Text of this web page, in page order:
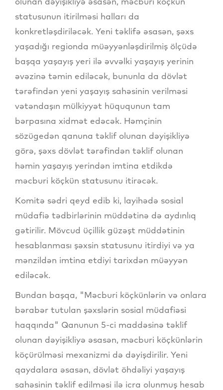
statusunun itirilməsi halları da
konkretləşdiriləcək. Yeni təklifə əsasən, şəxs
yaşadığı regionda müəyyənləşdirilmiş ölçüdə
başqa yaşayış yeri ilə əvvəlki yaşayış yerinin
əvəzinə təmin ediləcək, bununla da dövlət
tərəfindən yeni yaşayış sahəsinin verilməsi
vətəndaşın mülkiyyət hüququnun tam
bərpasına xidmət edəcək. Həmçinin
sözügedən qanuna təklif olunan dəyişikliyə
görə, şəxs dövlət tərəfindən təklif olunan
həmin yaşayış yerindən imtina etdikdə
məcburi köçkün statusunu itirəcək.
Komitə sədri qeyd edib ki, layihədə sosial
müdafiə tədbirlərinin müddətinə də aydınlıq
gətirilir. Mövcud üçillik güzəşt müddətinin
hesablanması şəxsin statusunu itirdiyi və ya
mənzildən imtina etdiyi tarixdən müəyyən
ediləcək.
Bundan başqa, "Məcburi köçkünlərin və onlara
bərabər tutulan şəxslərin sosial müdafiəsi
haqqında" Qanunun 5-ci maddəsinə təklif
olunan dəyişikliyə əsasən, məcburi köçkünlərin
köçürülməsi mexanizmi də dəyişdirilir. Yeni
qaydalara əsasən, dövlət öhdəliyi yaşayış
sahəsinin təklif edilməsi ilə icra olunmuş hesab